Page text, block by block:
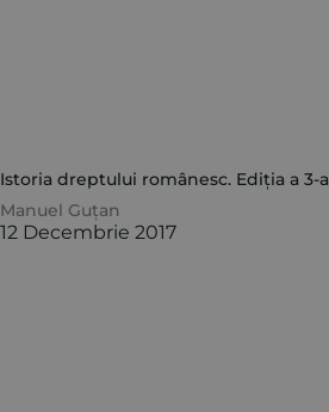
Istoria dreptului românesc. Ediția a 3-a
Manuel Guțan
12 Decembrie 2017